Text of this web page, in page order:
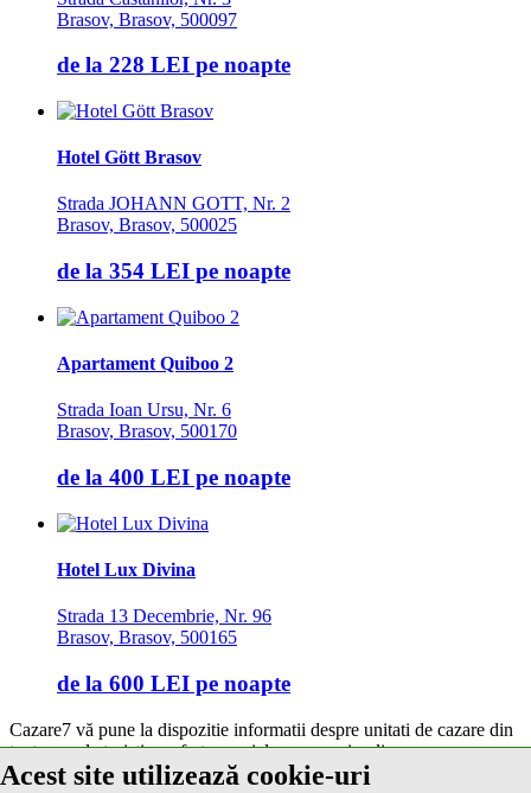
Acest site utilizează cookie-uri
Brasov, Brasov, 500097
de la 228 LEI pe noapte
Hotel Gött Brasov
Strada JOHANN GOTT, Nr. 2
Brasov, Brasov, 500025
de la 354 LEI pe noapte
Apartament Quiboo 2
Strada Ioan Ursu, Nr. 6
Brasov, Brasov, 500170
de la 400 LEI pe noapte
Hotel Lux Divina
Strada 13 Decembrie, Nr. 96
Brasov, Brasov, 500165
de la 600 LEI pe noapte
Cazare7 vă pune la dispozitie informatii despre unitati de cazare din
toate zonele turistice, oferte speciale, rezervari online.
Utilizand acest serviciu inseamna ca sunteti de acord cu